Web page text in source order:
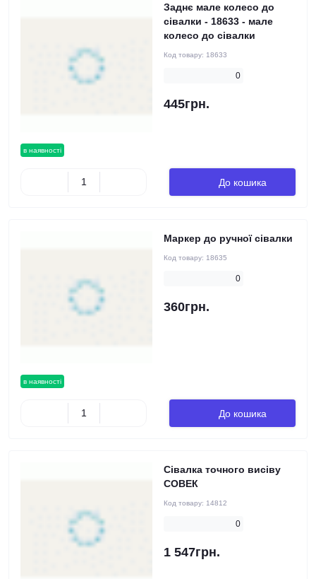
в наявності
Заднє мале колесо до
сівалки - 18633 - мале
колесо до сівалки
Код товару: 18633
0
445грн.
До кошика
в наявності
Маркер до ручної сівалки
Код товару: 18635
0
360грн.
До кошика
Сівалка точного висіву
СОВЕК
Код товару: 14812
0
1 547грн.